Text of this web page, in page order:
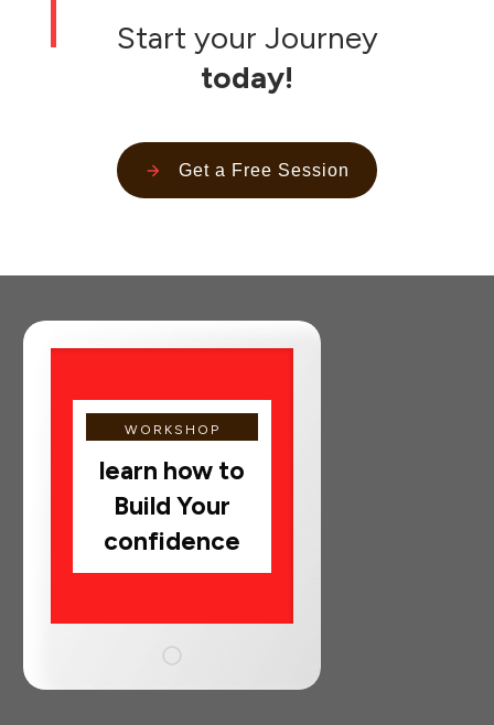
Start your Journey
today!
Get a Free Session
WORKSHOP
learn how to
Build Your
confidence